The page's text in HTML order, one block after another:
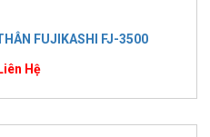
FUJIKASHI FJ-3500
Liên Hệ